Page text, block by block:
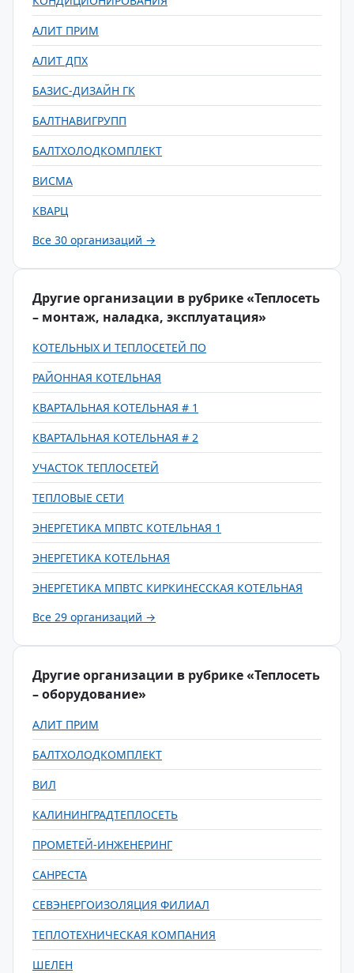
АЛИТ ПРИМ
АЛИТ ДПХ
БАЗИС-ДИЗАЙН ГК
БАЛТНАВИГРУПП
БАЛТХОЛОДКОМПЛЕКТ
ВИСМА
КВАРЦ
Все 30 организаций →
Другие организации в рубрике «Теплосеть
– монтаж, наладка, эксплуатация»
КОТЕЛЬНЫХ И ТЕПЛОСЕТЕЙ ПО
РАЙОННАЯ КОТЕЛЬНАЯ
КВАРТАЛЬНАЯ КОТЕЛЬНАЯ # 1
КВАРТАЛЬНАЯ КОТЕЛЬНАЯ # 2
УЧАСТОК ТЕПЛОСЕТЕЙ
ТЕПЛОВЫЕ СЕТИ
ЭНЕРГЕТИКА МПВТС КОТЕЛЬНАЯ 1
ЭНЕРГЕТИКА КОТЕЛЬНАЯ
ЭНЕРГЕТИКА МПВТС КИРКИНЕССКАЯ КОТЕЛЬНАЯ
Все 29 организаций →
Другие организации в рубрике «Теплосеть
– оборудование»
АЛИТ ПРИМ
БАЛТХОЛОДКОМПЛЕКТ
ВИЛ
КАЛИНИНГРАДТЕПЛОСЕТЬ
ПРОМЕТЕЙ-ИНЖЕНЕРИНГ
САНРЕСТА
СЕВЭНЕРГОИЗОЛЯЦИЯ ФИЛИАЛ
ТЕПЛОТЕХНИЧЕСКАЯ КОМПАНИЯ
ШЕЛЕН